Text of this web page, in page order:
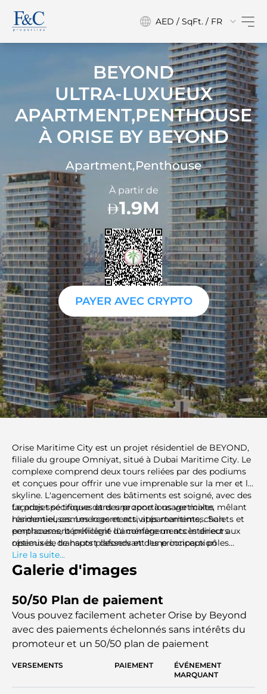
AED / SqFt. / FR
BEYOND
ULTRA-LUXUEUX
APARTMENT,PENTHOUSE
À ORISE BY BEYOND
Apartment,Penthouse
À partir de
1.9M
PAYER AVEC CRYPTO
Orise Maritime City est un projet résidentiel de BEYOND,
filiale du groupe Omniyat, situé à Dubai Maritime City. Le
complexe comprend deux tours reliées par des podiums
et conçues pour offrir une vue imprenable sur la mer et la
skyline. L'agencement des bâtiments est soigné, avec des
façades spécifiques et des proportions verticales
harmonieuses. Les logements, appartements, chalets et
penthouses, bénéficient d'aménagements intérieurs
optimisés, de hauts plafonds et d'une conception
domotique.
Le projet se trouve dans une zone à usage mixte, mêlant
résidentiel, commerces et activités maritimes. Son
emplacement privilégié lui confère un accès direct aux
réseaux de transport desservant les principaux pôles
d'affaires et de loisirs. La stratégie globale met l'accent
sur une architecture contemporaine, un cadre de vie
communautaire planifié et un mode de vie fonctionnel en
les modalités de paiement n'est disponible ici.
Lire la suite...
Galerie d'images
50/50 Plan de paiement
Vous pouvez facilement acheter Orise by Beyond
avec des paiements échelonnés sans intérêts du
promoteur et un 50/50 plan de paiement
VERSEMENTS PAIEMENT
ÉVÉNEMENT
MARQUANT